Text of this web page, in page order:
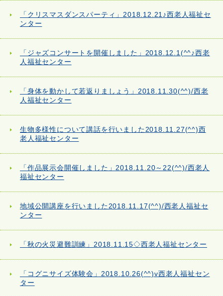
「クリスマスダンスパーティ」2018.12.21♪西老人福祉セ
ンター
「ジャズコンサートを開催しました」2018.12.1(^^♪西老
人福祉センター
「身体を動かして若返りましょう」2018.11.30(^^)/西老
人福祉センター
生物多様性について講話を行いました2018.11.27(^^)西
老人福祉センター
「作品展示会開催しました」2018.11.20～22(^^)/西老人
福祉センター
地域公開講座を行いました2018.11.17(^^)/西老人福祉セ
ンター
「秋の火災避難訓練」2018.11.15◇西老人福祉センター
「コグニサイズ体験会」2018.10.26(^^)v西老人福祉セン
ター